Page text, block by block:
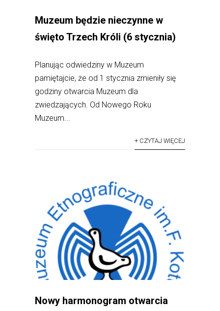
Muzeum będzie nieczynne w
święto Trzech Króli (6 stycznia)
Planując odwiedziny w Muzeum
pamiętajcie, że od 1 stycznia zmieniły się
godziny otwarcia Muzeum dla
zwiedzających. Od Nowego Roku
Muzeum...
+ CZYTAJ WIĘCEJ
Nowy harmonogram otwarcia